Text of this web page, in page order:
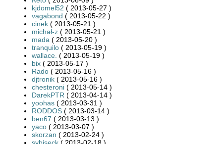
kjdomel52 ( 2013-05-27 )
vagabond ( 2013-05-22 )
cinek ( 2013-05-21 )
michał-z ( 2013-05-21 )
mada ( 2013-05-20 )
tranquilo ( 2013-05-19 )
wallace. ( 2013-05-19 )
bix ( 2013-05-17 )
Rado ( 2013-05-16 )
djtronik ( 2013-05-16 )
chesteroni ( 2013-05-14 )
DarekPTR ( 2013-04-14 )
yoohas ( 2013-03-31 )
RODDOS ( 2013-03-14 )
ben67 ( 2013-03-13 )
yaco ( 2013-03-07 )
skorzan ( 2013-02-24 )
sybiseck ( 2013-02-18 )